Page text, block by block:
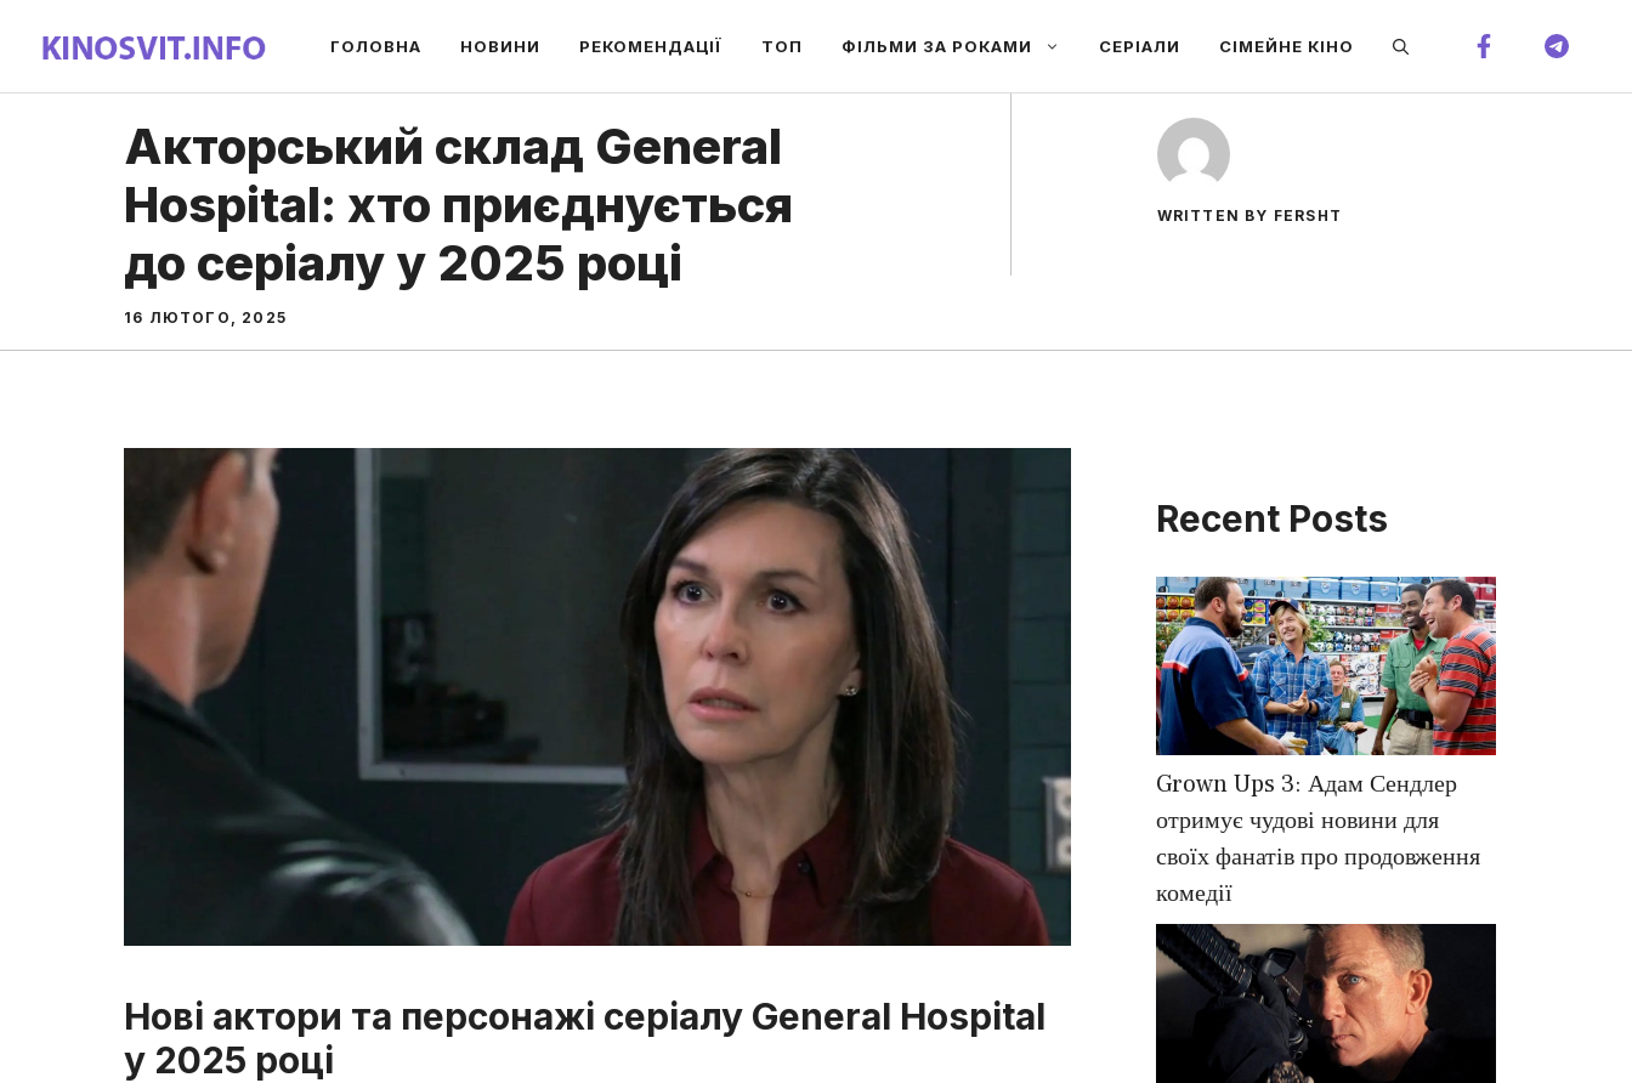
вмісту
ГОЛОВНА НОВИНИ РЕКОМЕНДАЦІЇ ТОП ФІЛЬМИ ЗА РОКАМИ СЕРІАЛИ СІМЕЙНЕ КІНО
Акторський склад General
Hospital: хто приєднується
до серіалу у 2025 році
16 ЛЮТОГО, 2025
WRITTEN BY FERSHT
Нові актори та персонажі серіалу General Hospital
у 2025 році
Recent Posts
Grown Ups 3: Адам Сендлер
отримує чудові новини для
своїх фанатів про продовження
комедії